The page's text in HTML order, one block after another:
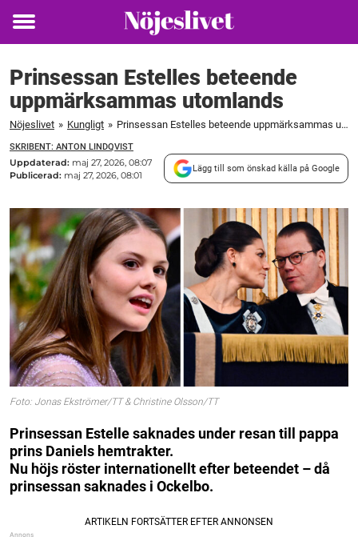
Toggle
Prinsessan Estelles beteende
uppmärksammas utomlands
Nöjeslivet » Kungligt » Prinsessan Estelles beteende uppmärksammas utomlands
SKRIBENT: ANTON LINDQVIST
Uppdaterad: maj 27, 2026, 08:07
Publicerad: maj 27, 2026, 08:01
Lägg till som önskad källa på Google
Foto: Jonas Ekströmer/TT & Christine Olsson/TT
Prinsessan Estelle saknades under resan till pappa
prins Daniels hemtrakter.
Nu höjs röster internationellt efter beteendet – då
prinsessan saknades i Ockelbo.